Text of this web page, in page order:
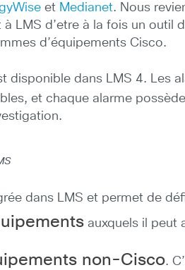
et Medianet. Nous
LMS d’etre à la fois un outil
d’équipements Cisco.
disponible dans LMS 4. Les
et chaque alarme
dans LMS et permet de
auxquels il peut
non-Cisco.